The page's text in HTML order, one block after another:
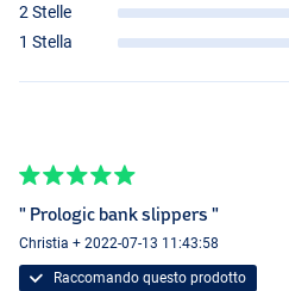
2 Stelle
1 Stella
" Prologic bank slippers "
Christia + 2022-07-13 11:43:58
Raccomando questo prodotto